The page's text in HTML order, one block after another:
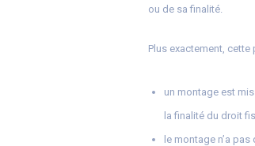
ou de sa finalité.
Plus exactement,
un montage est
la finalité du droit
le montage n’a